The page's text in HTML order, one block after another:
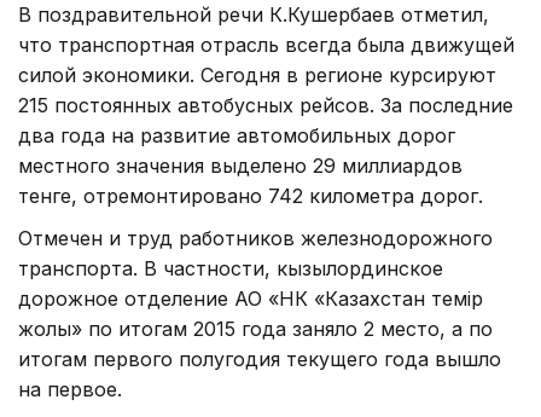
В поздравительной речи К.Кушербаев отметил,
что транспортная отрасль всегда была движущей
силой экономики. Сегодня в регионе курсируют
215 постоянных автобусных рейсов. За последние
два года на развитие автомобильных дорог
местного значения выделено 29 миллиардов
тенге, отремонтировано 742 километра дорог.
Отмечен и труд работников железнодорожного
транспорта. В частности, кызылординское
дорожное отделение АО «НК «Казахстан темір
жолы» по итогам 2015 года заняло 2 место, а по
итогам первого полугодия текущего года вышло
на первое.